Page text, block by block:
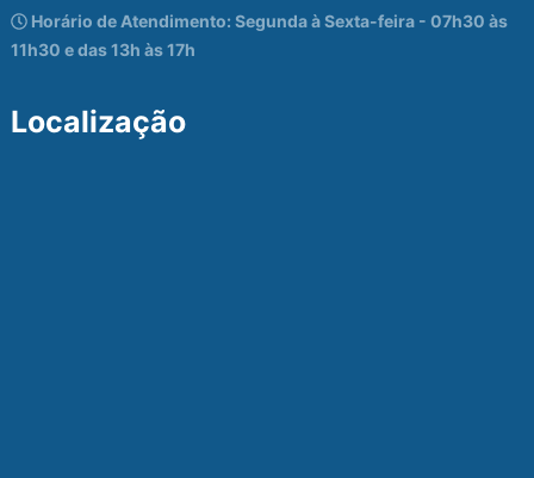
Horário de Atendimento: Segunda à Sexta-feira - 07h30 às
11h30 e das 13h às 17h
Localização